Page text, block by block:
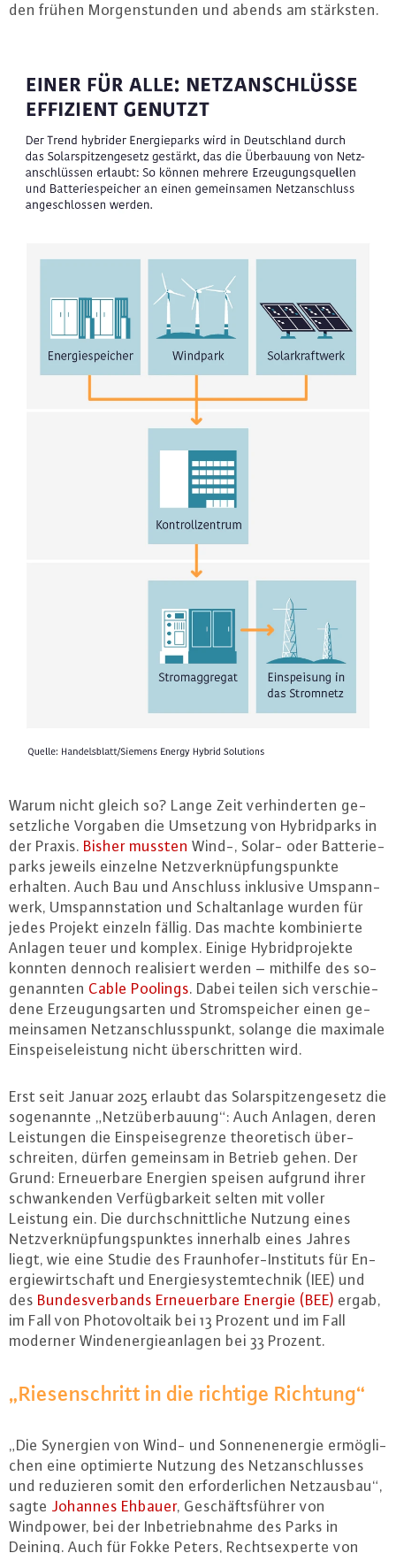
den frühen Mor­gen­stun­den und abends am stärksten.
Warum nicht gleich so? Lange Zeit ver­hin­der­ten ge­
setz­li­che Vorgaben die Umsetzung von Hy­brid­parks in
der Praxis. Bisher mussten Wind-, Solar- oder Bat­te­rie­
parks jeweils einzelne Netz­ver­knüp­fungs­punk­te
erhalten. Auch Bau und Anschluss inklusive Um­spann­
werk, Um­spann­sta­ti­on und Schalt­an­la­ge wurden für
jedes Projekt einzeln fällig. Das machte kom­bi­nier­te
Anlagen teuer und komplex. Einige Hy­brid­pro­jek­te
konnten dennoch rea­li­siert werden – mithilfe des so­
ge­nann­ten Cable Poolings. Dabei teilen sich ver­schie­
de­ne Er­zeu­gungs­ar­ten und Strom­spei­cher einen ge­
mein­sa­men Netz­an­schluss­punkt, solange die maximale
Ein­spei­se­leis­tung nicht über­schrit­ten wird.
Erst seit Januar 2025 erlaubt das So­lar­spit­zen­ge­setz die
so­ge­nann­te „Netz­über­bau­ung“: Auch Anlagen, deren
Leis­tun­gen die Ein­spei­se­gren­ze theo­re­tisch über­
schrei­ten, dürfen gemeinsam in Betrieb gehen. Der
Grund: Er­neu­er­ba­re Energien speisen aufgrund ihrer
schwan­ken­den Ver­füg­bar­keit selten mit voller
Leistung ein. Die durch­schnitt­li­che Nutzung eines
Netz­ver­knüp­fungs­punk­tes innerhalb eines Jahres
liegt, wie eine Studie des Fraun­ho­fer-In­sti­tuts für En­
er­gie­wirt­schaft und En­er­gie­sys­tem­tech­nik (IEE) und
des Bun­des­ver­bands Er­neu­er­ba­re Energie (BEE) ergab,
im Fall von Pho­to­vol­ta­ik bei 13 Prozent und im Fall
moderner Wind­ener­gie­an­la­gen bei 33 Prozent.
„Rie­sen­schritt in die richtige Richtung“
„Die Synergien von Wind- und Son­nen­en­er­gie er­mög­li­
chen eine op­ti­mier­te Nutzung des Netz­an­schlus­ses
und re­du­zie­ren somit den er­for­der­li­chen Netz­aus­bau“,
sagte Johannes Ehbauer, Ge­schäfts­füh­rer von
Windpower, bei der In­be­trieb­nah­me des Parks in
Deining. Auch für Fokke Peters, Rechts­ex­per­te von